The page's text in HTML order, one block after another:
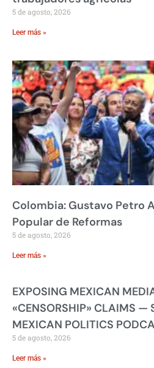
5 de agosto, 2026
Leer más »
Colombia: Gustavo Petro
Popular de Reformas
5 de agosto, 2026
Leer más »
EXPOSING MEXICAN
«CENSORSHIP» CLAIMS —
MEXICAN POLITICS
5 de agosto, 2026
Leer más »